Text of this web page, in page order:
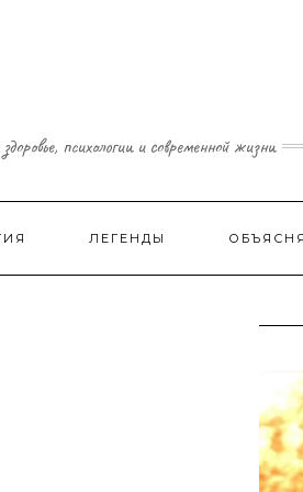
психологии и современной жизни
ЛЕГЕНДЫ